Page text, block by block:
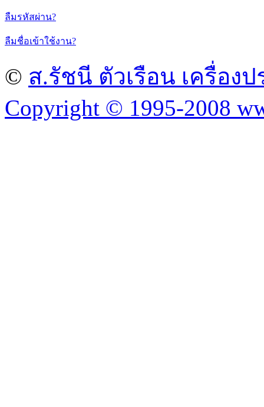
ลืมรหัสผ่าน?
ลืมชื่อเข้าใช้งาน?
© ส.รัชนี ตัวเรือน เครื่อง
Copyright © 1995-2008